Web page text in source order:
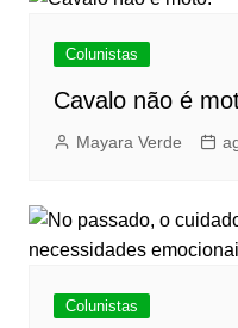
Colunistas
Cavalo não é
Mayara Verde
Colunistas